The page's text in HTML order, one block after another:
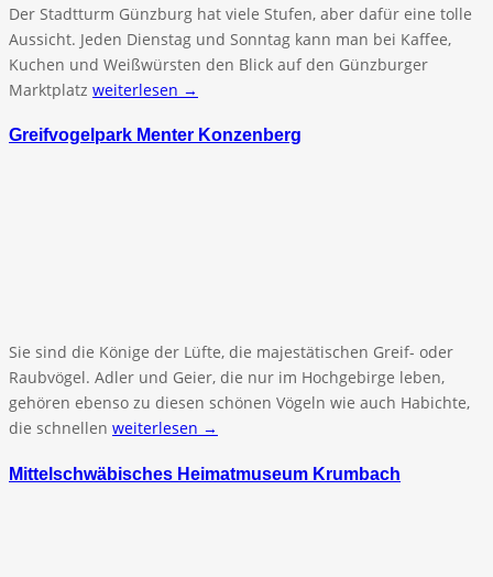
Der Stadtturm Günzburg hat viele Stufen, aber dafür eine tolle
Aussicht. Jeden Dienstag und Sonntag kann man bei Kaffee,
Kuchen und Weißwürsten den Blick auf den Günzburger
Marktplatz weiterlesen →
Greifvogelpark Menter Konzenberg
Sie sind die Könige der Lüfte, die majestätischen Greif- oder
Raubvögel. Adler und Geier, die nur im Hochgebirge leben,
gehören ebenso zu diesen schönen Vögeln wie auch Habichte,
die schnellen weiterlesen →
Mittelschwäbisches Heimatmuseum Krumbach